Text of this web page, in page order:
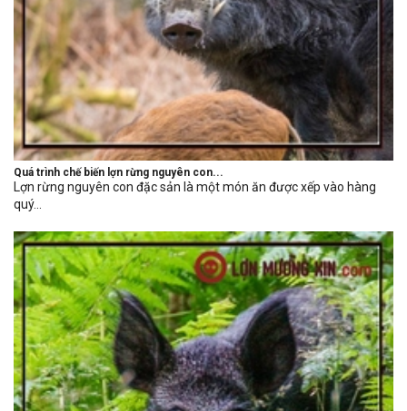
Quá trình chế biến lợn rừng nguyên con...
Lợn rừng nguyên con đặc sản là một món ăn được xếp vào hàng
quý...